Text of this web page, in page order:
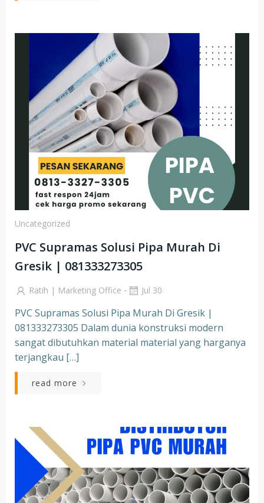
Uncategorized
PVC Supramas Solusi Pipa Murah Di
Gresik | 081333273305
Ratih | Marketing Office - Jul 30
PVC Supramas Solusi Pipa Murah Di Gresik |
081333273305 Dalam dunia konstruksi modern
sangat dibutuhkan material material yang harganya
terjangkau […]
read more